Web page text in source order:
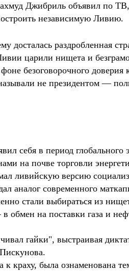
Джибриль объявил по
независимую Ливию.
раздробленная
царили нищета и
безоговорочного
не президентом —
себя в период глобального
на почве торговли
ливийскую версию
аналог современного
стали выбираться из
обмен на поставки газа и
гайки", выстраивая
к краху, была